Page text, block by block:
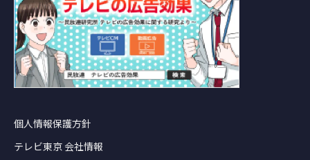
個人情報保護方針
テレビ東京 会社情報